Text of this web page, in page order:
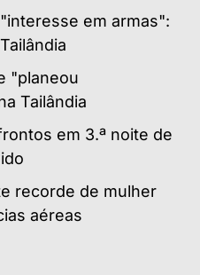
em armas":
"planeou
Tailândia
em 3.ª noite de
recorde de mulher
aéreas